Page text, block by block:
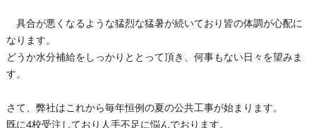
具合が悪くなるような猛烈な猛暑が続いており皆の体調が心配に
なります。
どうか水分補給をしっかりととって頂き、何事もない日々を望みま
す。
さて、弊社はこれから毎年恒例の夏の公共工事が始まります。
既に4校受注しており人手不足に悩んでおります。